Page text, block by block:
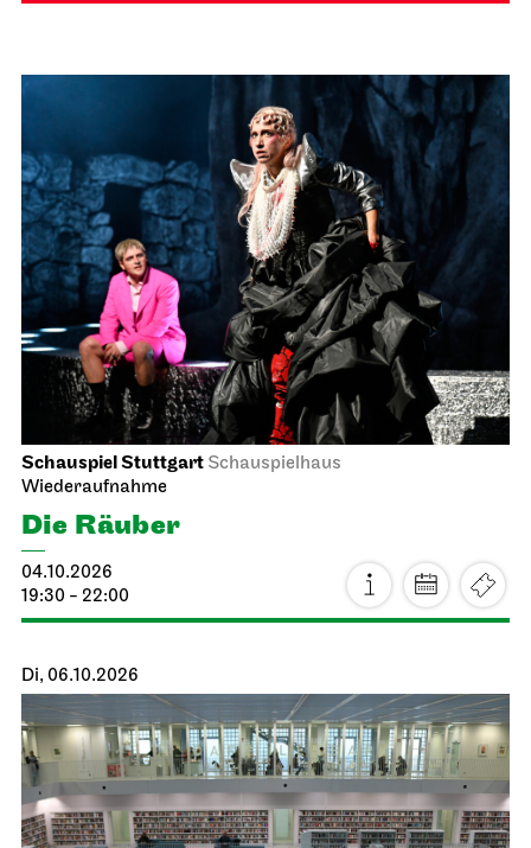
Schauspiel Stuttgart Schauspielhaus
Wiederaufnahme
Die Räuber
04.10.2026
19:30 - 22:00
Di, 06.10.2026